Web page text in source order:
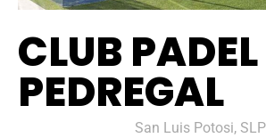
CLUB PADEL
PEDREGAL
San Luis Potosi, SLP